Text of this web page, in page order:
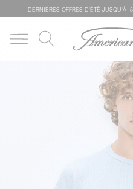
DERNIÈRES OFFRES D'ÉTÊ JUSQU'À